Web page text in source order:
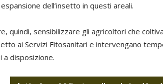
dell’insetto in questi areali.
quindi, sensibilizzare gli agricoltori che
ai Servizi Fitosanitari e intervengano
a disposizione.